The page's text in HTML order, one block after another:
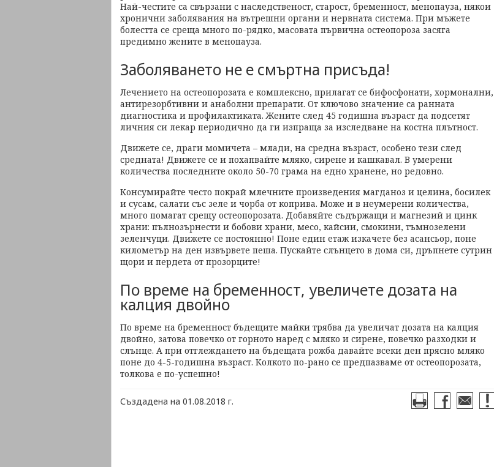
Най-честите са свързани с наследственост, старост, бременност, менопауза, някои
хронични заболявания на вътрешни органи и нервната система. При мъжете
болестта се среща много по-рядко, масовата първична остеопороза засяга
предимно жените в менопауза.
Заболяването не е смъртна присъда!
Лечението на остеопорозата е комплексно, прилагат се бифосфонати, хормонални,
антирезорбтивни и анаболни препарати. От ключово значение са ранната
диагностика и профилактиката. Жените след 45 годишна възраст да подсетят
личния си лекар периодично да ги изпраща за изследване на костна плътност.
Движете се, драги момичета – млади, на средна възраст, особено тези след
средната! Движете се и похапвайте мляко, сирене и кашкавал. В умерени
количества последните около 50-70 грама на едно хранене, но редовно.
Консумирайте често покрай млечните произведения магданоз и целина, босилек
и сусам, салати със зеле и чорба от коприва. Може и в неумерени количества,
много помагат срещу остеопорозата. Добавяйте съдържащи и магнезий и цинк
храни: пълнозърнести и бобови храни, месо, кайсии, смокини, тъмнозелени
зеленчуци. Движете се постоянно! Поне един етаж изкачете без асансьор, поне
километър на ден извървете пеша. Пускайте слънцето в дома си, дръпнете сутрин
щори и пердета от прозорците!
По време на бременност, увеличете дозата на
калция двойно
По време на бременност бъдещите майки трябва да увеличат дозата на калция
двойно, затова повечко от горното наред с мляко и сирене, повечко разходки и
слънце. А при отглеждането на бъдещата рожба давайте всеки ден прясно мляко
поне до 4-5-годишна възраст. Колкото по-рано се предпазваме от остеопорозата,
толкова е по-успешно!
Създадена на 01.08.2018 г.